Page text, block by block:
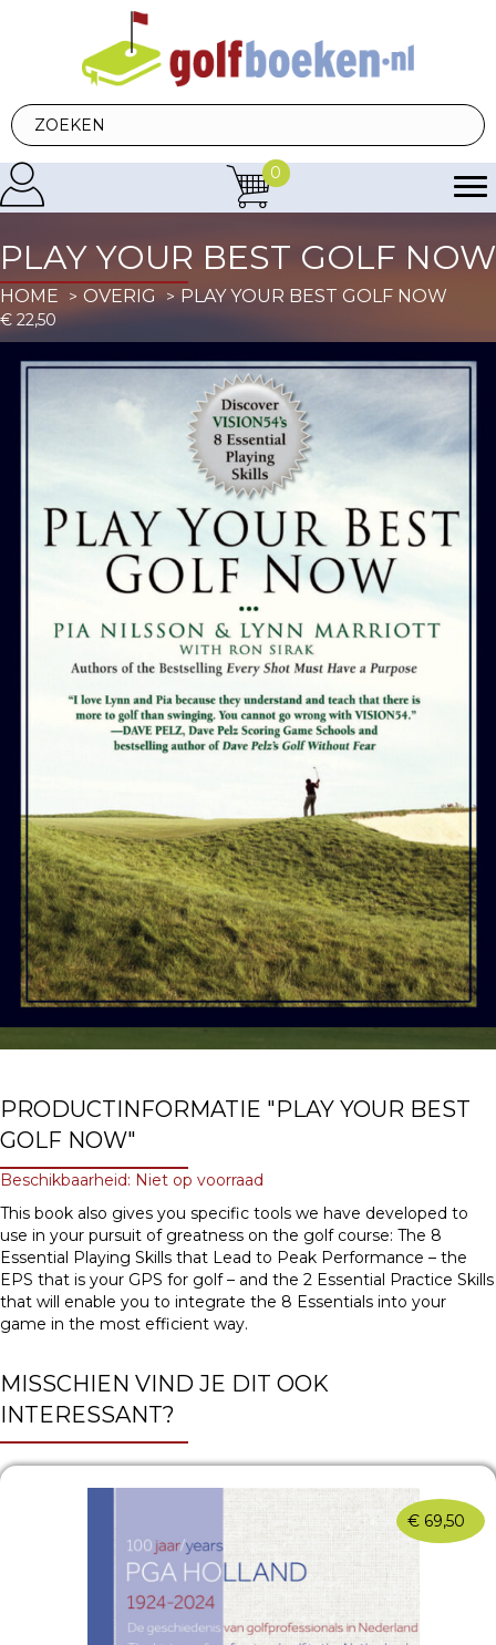
0
PLAY YOUR BEST GOLF NOW
HOME OVERIG PLAY YOUR BEST GOLF NOW
€22,50
PRODUCTINFORMATIE "PLAY YOUR BEST
GOLF NOW"
Beschikbaarheid: Niet op voorraad
This book also gives you specific tools we have developed to
use in your pursuit of greatness on the golf course: The 8
Essential Playing Skills that Lead to Peak Performance – the
EPS that is your GPS for golf – and the 2 Essential Practice Skills
that will enable you to integrate the 8 Essentials into your
game in the most efficient way.
MISSCHIEN VIND JE DIT OOK
INTERESSANT?
€ 69,50